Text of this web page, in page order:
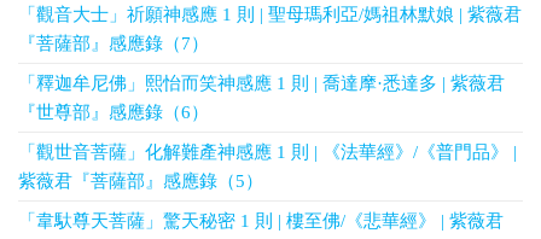
「觀音大士」祈願神感應 1 則 | 聖母瑪利亞/媽祖林默娘 | 紫薇君
『菩薩部』感應錄（7）
「釋迦牟尼佛」熙怡而笑神感應 1 則 | 喬達摩·悉達多 | 紫薇君
『世尊部』感應錄（6）
「觀世音菩薩」化解難產神感應 1 則 | 《法華經》/《普門品》 |
紫薇君『菩薩部』感應錄（5）
「韋馱尊天菩薩」驚天秘密 1 則 | 樓至佛/《悲華經》 | 紫薇君